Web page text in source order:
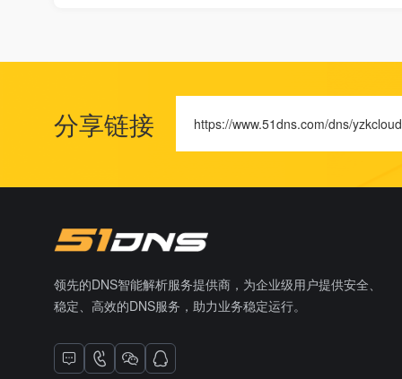
分享链接 https://www.51dns.com/dns/
领先的DNS智能解析服务提供商，为企业级用户提供安全、
稳定、高效的DNS服务，助力业务稳定运行。